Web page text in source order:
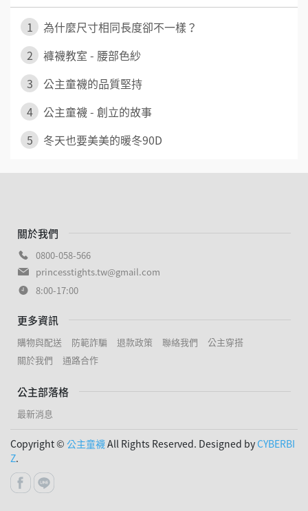
1
為什麼尺寸相同長度卻不一樣？
2
褲襪教室 - 腰部色紗
3
公主童襪的品質堅持
4
公主童襪 - 創立的故事
5
冬天也要美美的暖冬90D
關於我們
0800-058-566
princesstights.tw@gmail.com
8:00-17:00
更多資訊
購物與配送 防範詐騙 退款政策 聯絡我們
公主穿搭
關於我們
通路合作
公主部落格
最新消息
Copyright © 公主童襪All Rights Reserved. Designed byCYBERBI
Z.